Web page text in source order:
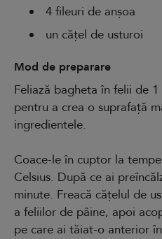
4 fileuri de anșoa
un cățel de usturoi
Mod de preparare
Feliază bagheta în felii de
pentru a crea o suprafață
ingredientele.
Coace-le în cuptor la
Celsius. După ce ai
minute. Freacă cățelul de
a feliilor de pâine, apoi
pe care ai tăiat-o anterior